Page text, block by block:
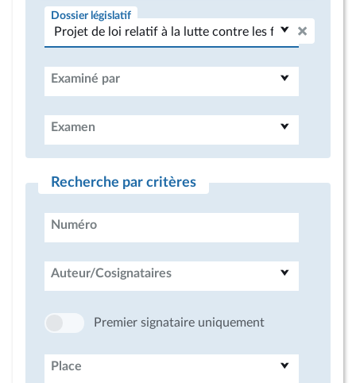
Dossier législatif
Examiné par
Examen
Recherche par critères
Numéro
Auteur/Cosignataires
Premier signataire uniquement
Place